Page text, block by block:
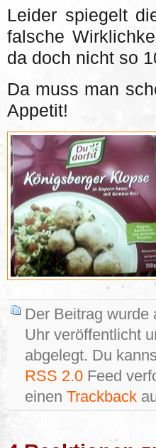
Leider spiegelt
falsche
da doch nicht so
Da muss man
Appetit!
Der Beitrag wurde
Uhr veröffentlicht
abgelegt. Du
RSS 2.0 Feed
einen Trackback